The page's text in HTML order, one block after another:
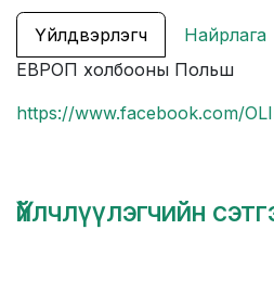
Үйлдвэрлэгч Найрлага
ЕВРОП холбооны Польш
https://www.facebook.com/
Үйлчлүүлэгчийн